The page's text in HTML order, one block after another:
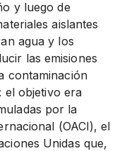
y luego de
aislantes
agua y los
las emisiones
contaminación
el objetivo era
por la
(OACI), el
Unidas que,